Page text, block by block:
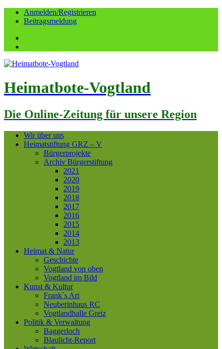
Anmelden/Registrieren
Beitragsmeldung
Heimatbote-Vogtland
Die Online-Zeitung für unsere Region
Wir über uns
Heimatstiftung GRZ – V
Bürgerprojekte
Archiv Bürgerstiftung
2021
2020
2019
2018
2017
2016
2015
2014
2013
Heimat & Natur
Geschichte
Vogtland von oben
Vogtland im Bild
Kunst & Kultur
Frank´s Art
Neuberinhaus RC
Vogtlandhalle Greiz
Politik & Verwaltung
Baggerloch
Blaulicht-Report